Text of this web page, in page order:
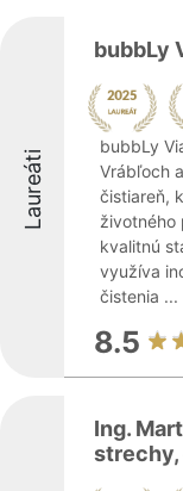
Laureáti
bubbLy
bubbLy
Vrábľoch
čistiareň,
životného
kvalitnú
využíva
čistenia ...
8.5
Ing.
strechy,